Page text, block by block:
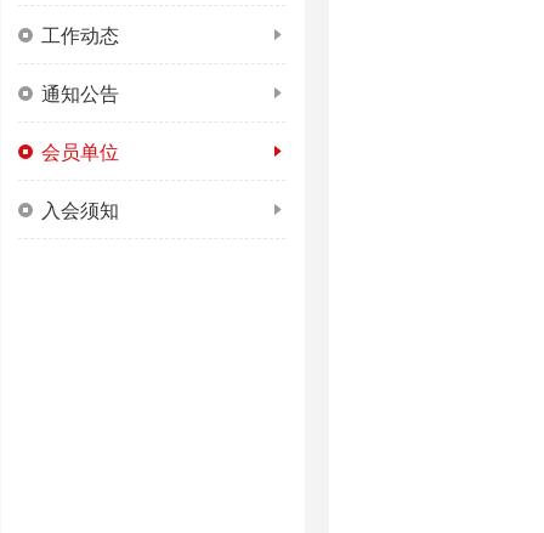
工作动态
通知公告
会员单位
入会须知